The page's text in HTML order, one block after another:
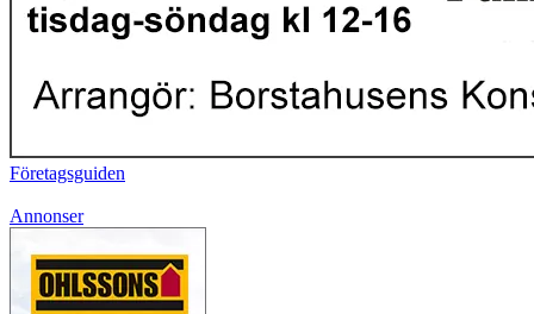
Företagsguiden
Annonser